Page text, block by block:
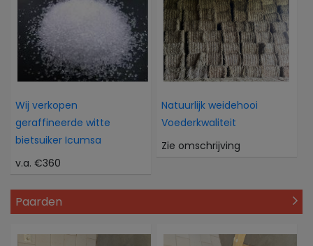
Wij verkopen
geraffineerde witte
bietsuiker Icumsa
v.a. €360
Natuurlijk weidehooi
Voederkwaliteit
Zie omschrijving
Paarden